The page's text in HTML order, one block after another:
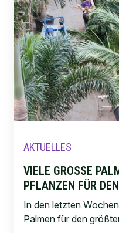
AKTUELLES
VIELE GROSSE
FLANZEN FÜR DEN
In den letzten
Palmen für den